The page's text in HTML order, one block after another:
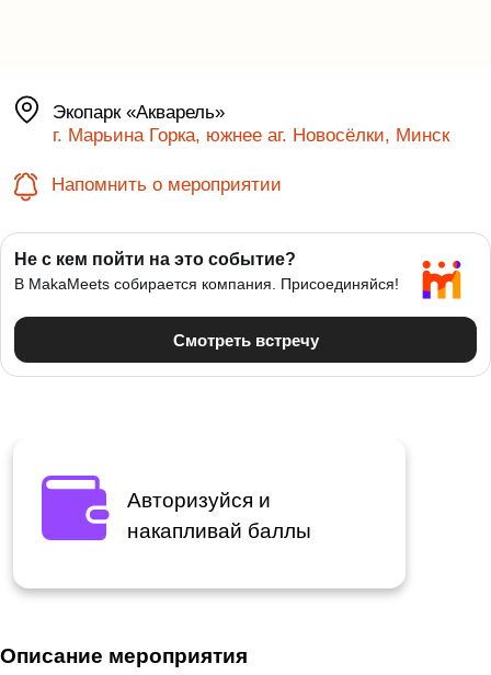
Экопарк «Акварель»
г. Марьина Горка, южнее аг. Новосёлки, Минск
Напомнить о мероприятии
Авторизуйся и
накапливай баллы
Описание мероприятия